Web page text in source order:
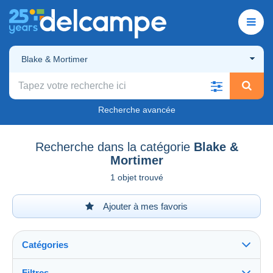
Blake & Mortimer
Recherche avancée
Recherche dans la catégorie Blake &
Mortimer
1 objet trouvé
Ajouter à mes favoris
Catégories